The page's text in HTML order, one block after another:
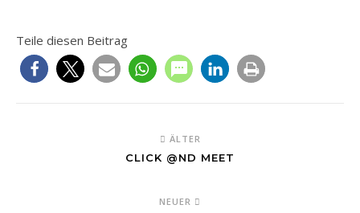
Teile diesen Beitrag
ÄLTER
CLICK @ND MEET
NEUER